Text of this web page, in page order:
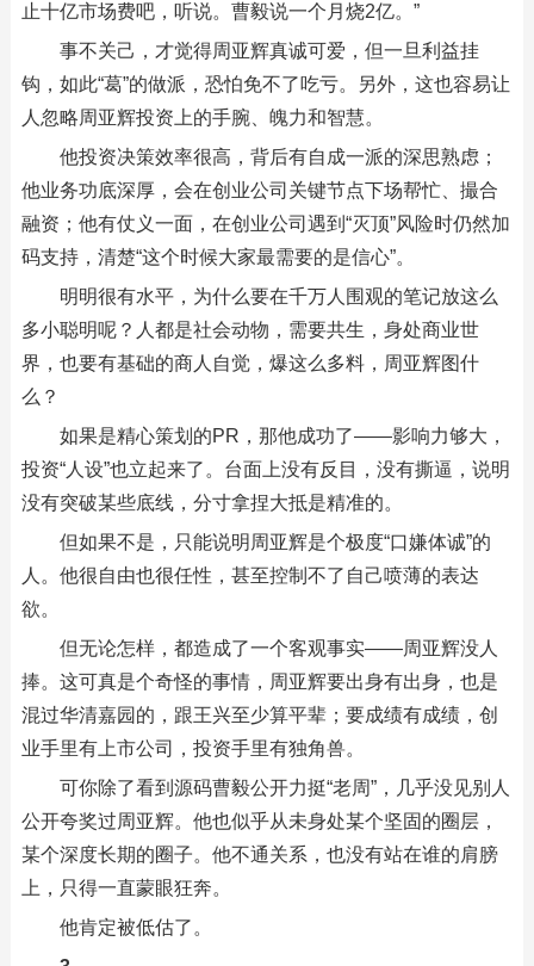
止十亿市场费吧，听说。曹毅说一个月烧2亿。”
事不关己，才觉得周亚辉真诚可爱，但一旦利益挂
钩，如此“葛”的做派，恐怕免不了吃亏。另外，这也容易让
人忽略周亚辉投资上的手腕、魄力和智慧。
他投资决策效率很高，背后有自成一派的深思熟虑；
他业务功底深厚，会在创业公司关键节点下场帮忙、撮合
融资；他有仗义一面，在创业公司遇到“灭顶”风险时仍然加
码支持，清楚“这个时候大家最需要的是信心”。
明明很有水平，为什么要在千万人围观的笔记放这么
多小聪明呢？人都是社会动物，需要共生，身处商业世
界，也要有基础的商人自觉，爆这么多料，周亚辉图什
么？
如果是精心策划的PR，那他成功了——影响力够大，
投资“人设”也立起来了。台面上没有反目，没有撕逼，说明
没有突破某些底线，分寸拿捏大抵是精准的。
但如果不是，只能说明周亚辉是个极度“口嫌体诚”的
人。他很自由也很任性，甚至控制不了自己喷薄的表达
欲。
但无论怎样，都造成了一个客观事实——周亚辉没人
捧。这可真是个奇怪的事情，周亚辉要出身有出身，也是
混过华清嘉园的，跟王兴至少算平辈；要成绩有成绩，创
业手里有上市公司，投资手里有独角兽。
可你除了看到源码曹毅公开力挺“老周”，几乎没见别人
公开夸奖过周亚辉。他也似乎从未身处某个坚固的圈层，
某个深度长期的圈子。他不通关系，也没有站在谁的肩膀
上，只得一直蒙眼狂奔。
他肯定被低估了。